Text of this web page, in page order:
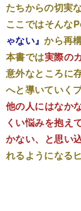
たちからの切実
ここではそんな
ゃない』から再
本書では実際の
意外なところに
へと導いていく
他の人にはなか
くい悩みを抱え
かない、と思い
れるようになる